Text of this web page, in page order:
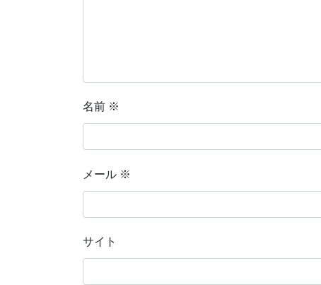
名前 ※
メール ※
サイト